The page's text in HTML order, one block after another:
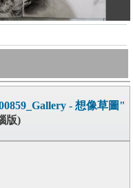
- 想像草圖"
版)